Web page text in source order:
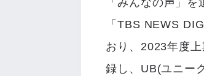
「みんなの声」を
「TBS NEWS
おり、2023年度
録し、UB(ユニー